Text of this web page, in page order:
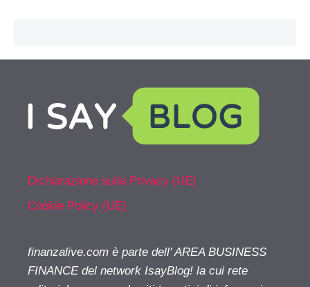
Dichiarazione sulla Privacy (UE)
Cookie Policy (UE)
finanzalive.com è parte dell' AREA BUSINESS
FINANCE del network IsayBlog! la cui rete